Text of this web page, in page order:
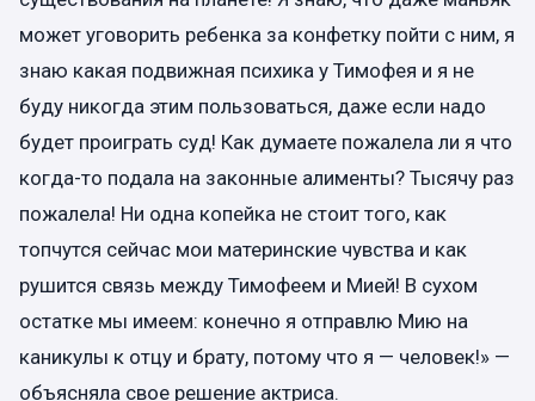
может уговорить ребенка за конфетку пойти с ним, я
знаю какая подвижная психика у Тимофея и я не
буду никогда этим пользоваться, даже если надо
будет проиграть суд! Как думаете пожалела ли я что
когда-то подала на законные алименты? Тысячу раз
пожалела! Ни одна копейка не стоит того, как
топчутся сейчас мои материнские чувства и как
рушится связь между Тимофеем и Мией! В сухом
остатке мы имеем: конечно я отправлю Мию на
каникулы к отцу и брату, потому что я — человек!» —
объясняла свое решение актриса.